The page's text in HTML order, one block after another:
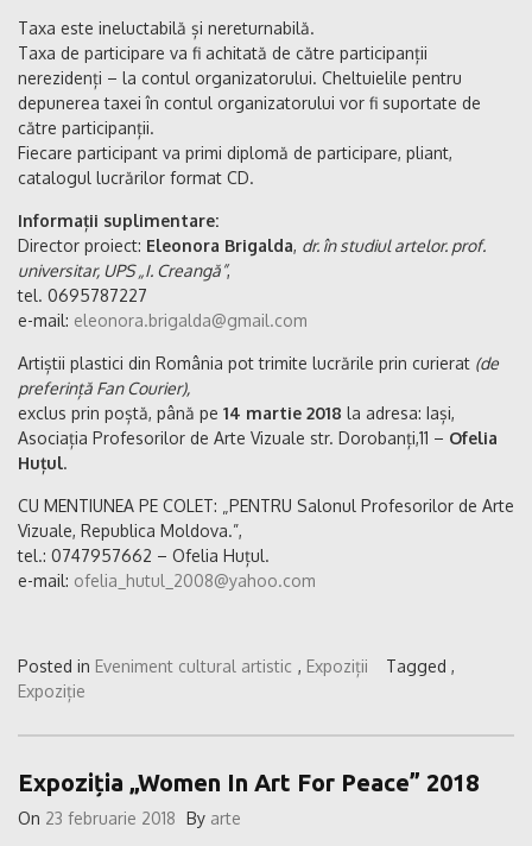
Taxa este ineluctabilă și nereturnabilă.
Taxa de participare va fi achitată de către participanții
nerezidenți – la contul organizatorului. Cheltuielile pentru
depunerea taxei în contul organizatorului vor fi suportate de
către participanții.
Fiecare participant va primi diplomă de participare, pliant,
catalogul lucrărilor format CD.
Informații suplimentare:
Director proiect: Eleonora Brigalda, dr. în studiul artelor. prof.
universitar, UPS „I. Creangă”,
tel. 0695787227
e-mail: eleonora.brigalda@gmail.com
Artiștii plastici din România pot trimite lucrările prin curierat (de
preferință Fan Courier),
exclus prin poștă, până pe 14 martie 2018 la adresa: Iași,
Asociația Profesorilor de Arte Vizuale str. Dorobanți,11 – Ofelia
Huțul.
CU MENTIUNEA PE COLET: „PENTRU Salonul Profesorilor de Arte
Vizuale, Republica Moldova.”,
tel.: 0747957662 – Ofelia Huțul.
e-mail: ofelia_hutul_2008@yahoo.com
Posted in Eveniment cultural artistic , Expoziții
Tagged ,
Expoziție
Expoziția „Women In Art For Peace” 2018
On 23 februarie 2018 By arte